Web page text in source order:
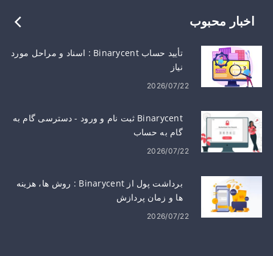
اخبار محبوب
تأیید حساب Binarycent : اسناد و مراحل مورد
نیاز
2026/07/22
Binarycent ثبت نام و ورود - دسترسی گام به
گام به حساب
2026/07/22
برداشت پول از Binarycent : روش ها، هزینه
ها و زمان پردازش
2026/07/22